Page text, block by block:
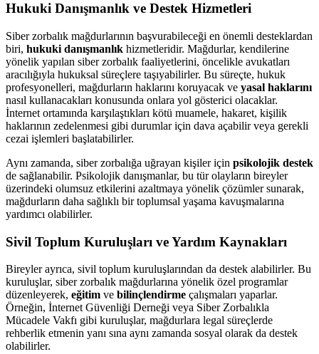
Hukuki Danışmanlık ve Destek Hizmetleri
Siber zorbalık mağdurlarının başvurabileceği en önemli desteklardan
biri, hukuki danışmanlık hizmetleridir. Mağdurlar, kendilerine
yönelik yapılan siber zorbalık faaliyetlerini, öncelikle avukatları
aracılığıyla hukuksal süreçlere taşıyabilirler. Bu süreçte, hukuk
profesyonelleri, mağdurların haklarını koruyacak ve yasal haklarını
nasıl kullanacakları konusunda onlara yol gösterici olacaklar.
İnternet ortamında karşılaştıkları kötü muamele, hakaret, kişilik
haklarının zedelenmesi gibi durumlar için dava açabilir veya gerekli
cezai işlemleri başlatabilirler.
Aynı zamanda, siber zorbalığa uğrayan kişiler için psikolojik destek
de sağlanabilir. Psikolojik danışmanlar, bu tür olayların bireyler
üzerindeki olumsuz etkilerini azaltmaya yönelik çözümler sunarak,
mağdurların daha sağlıklı bir toplumsal yaşama kavuşmalarına
yardımcı olabilirler.
Sivil Toplum Kuruluşları ve Yardım Kaynakları
Bireyler ayrıca, sivil toplum kuruluşlarından da destek alabilirler. Bu
kuruluşlar, siber zorbalık mağdurlarına yönelik özel programlar
düzenleyerek, eğitim ve bilinçlendirme çalışmaları yaparlar.
Örneğin, İnternet Güvenliği Derneği veya Siber Zorbalıkla
Mücadele Vakfı gibi kuruluşlar, mağdurlara legal süreçlerde
rehberlik etmenin yanı sına aynı zamanda sosyal olarak da destek
olabilirler.